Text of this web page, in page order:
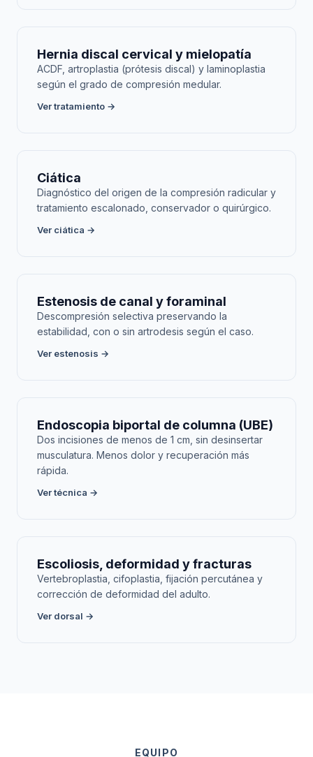
Hernia discal cervical y mielopatía
ACDF, artroplastia (prótesis discal) y laminoplastia
según el grado de compresión medular.
Ver tratamiento →
Ciática
Diagnóstico del origen de la compresión radicular y
tratamiento escalonado, conservador o quirúrgico.
Ver ciática →
Estenosis de canal y foraminal
Descompresión selectiva preservando la
estabilidad, con o sin artrodesis según el caso.
Ver estenosis →
Endoscopia biportal de columna (UBE)
Dos incisiones de menos de 1 cm, sin desinsertar
musculatura. Menos dolor y recuperación más
rápida.
Ver técnica →
Escoliosis, deformidad y fracturas
Vertebroplastia, cifoplastia, fijación percutánea y
corrección de deformidad del adulto.
Ver dorsal →
EQUIPO